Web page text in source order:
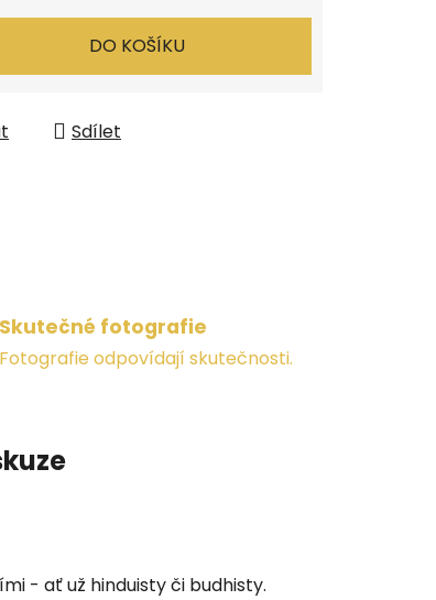
DO KOŠÍKU
Sdílet
Skutečné fotografie
Fotografie odpovídají skutečnosti.
- ať už hinduisty či budhisty.